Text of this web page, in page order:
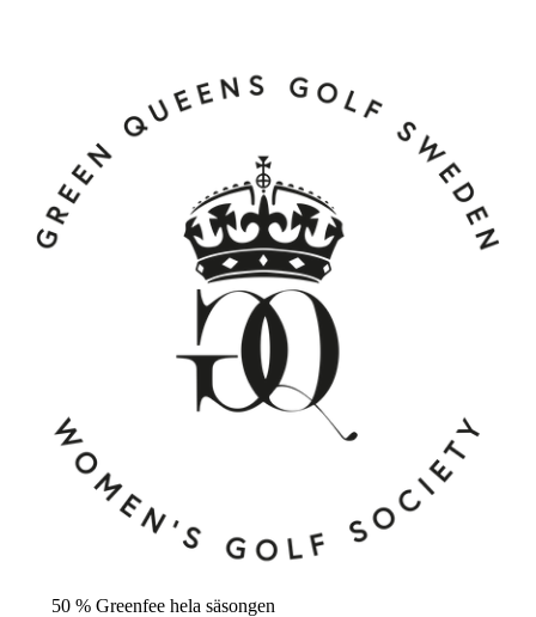
50 % Greenfee hela säsongen